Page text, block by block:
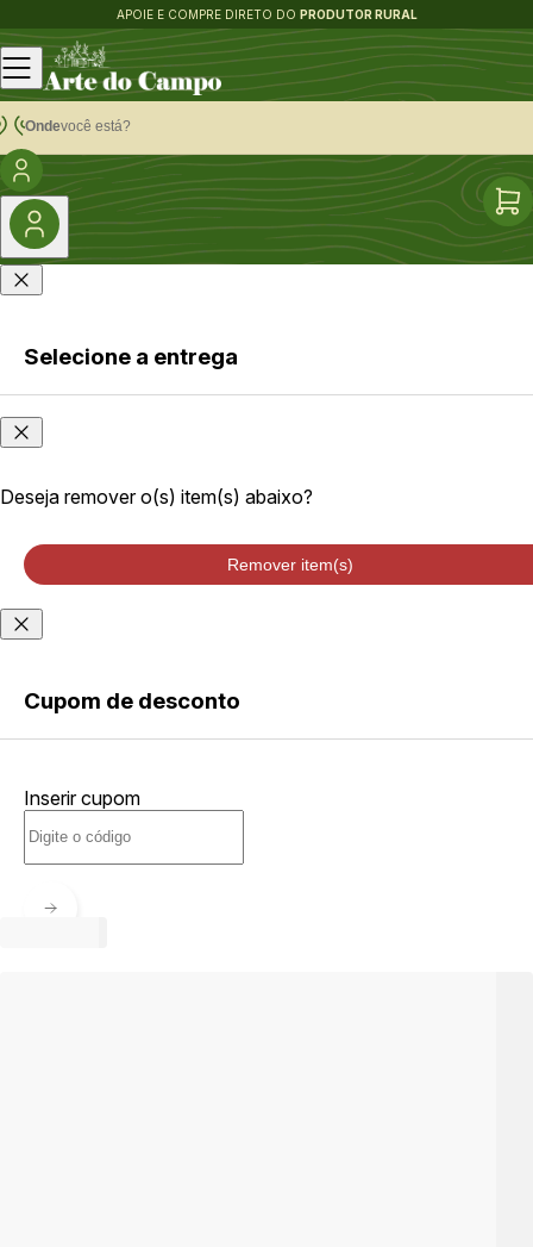
APOIE E COMPRE DIRETO DO PRODUTOR RURAL
Ondevocê está?
Faça login
ou cadastre-
se
CRIAR
CONTA
Acessar com senha
Onde
você
está?
velocidade de
entrega podem
variar de acordo
com a região
Selecione a entrega
Deseja remover o(s) item(s) abaixo?
Remover item(s)
Cupom de desconto
Inserir cupom